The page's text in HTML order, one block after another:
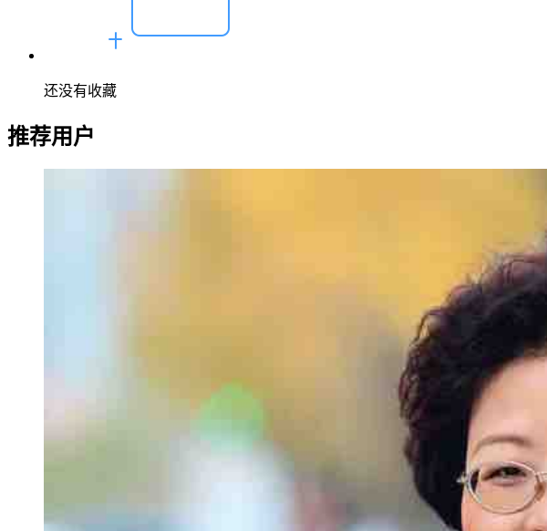
还没有收藏
推荐用户